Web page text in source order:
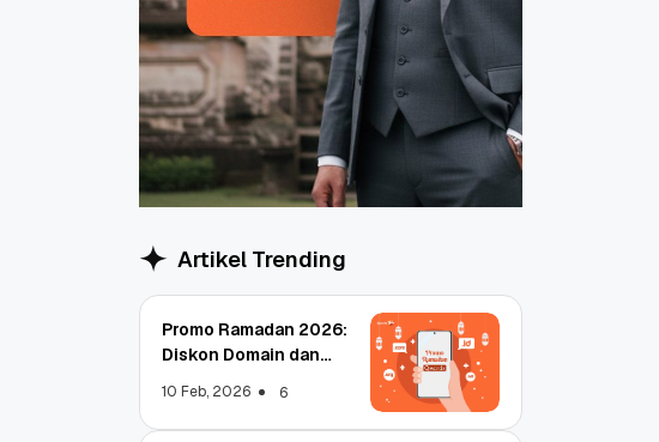
Artikel Trending
Promo Ramadan 2026:
Diskon Domain dan
10 Feb, 2026 6